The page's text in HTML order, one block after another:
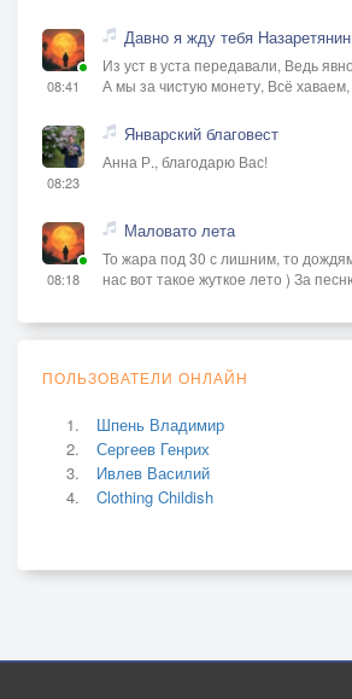
08:41
Давно я жду тебя Назаретянин
Из уст в уста передавали, Ведь
А мы за чистую монету, Всё
08:23
Январский благовест
Анна Р., благодарю Вас!
08:18
Маловато лета
То жара под 30 с лишним, то
нас вот такое жуткое лето ) За
ПОЛЬЗОВАТЕЛИ ОНЛАЙН
Шпень Владимир
Сергеев Генрих
Ивлев Василий
Clothing Childish